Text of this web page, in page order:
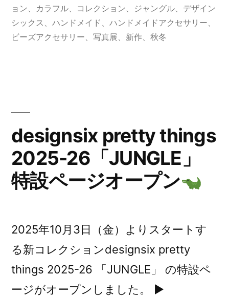
2025-
26
く
ス
タ
ー
の
リ
ー:
ョン、 カラフル、 コレクション、 ジャングル、 デザイン
シックス 、 ハンドメイド 、 ハンドメイドアクセサリー、
ビーズアクセサリー、 写真展、 新作、 秋冬
designsix pretty things
2025-26「JUNGLE」
特設ページオープン
2025年10月3日（金）よりスタートす
る新コレクションdesignsix pretty
things 2025-26 「JUNGLE」 の特設ペ
ージがオープンしました。 ▶